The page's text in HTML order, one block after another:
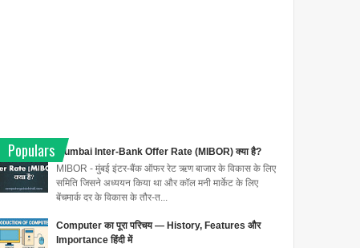
Populars
Mumbai Inter-Bank Offer Rate (MIBOR) क्या है?
MIBOR - मुंबई इंटर-बैंक ऑफर रेट ऋण बाजार के विकास के लिए
समिति जिसने अध्ययन किया था और कॉल मनी मार्केट के लिए
बेंचमार्क दर के विकास के तौर-त...
Computer का पूरा परिचय — History, Features और
Importance हिंदी में